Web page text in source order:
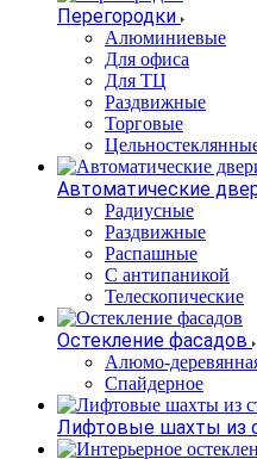
Перегородки
Алюминиевые
Для офиса
Для ТЦ
Раздвижные
Торговые
Автоматические
Радиусные
Раздвижные
Распашные
С антипаникой
Телескопические
Остекление фасадов
Алюмо-
Спайдерное
Лифтовые шахты из